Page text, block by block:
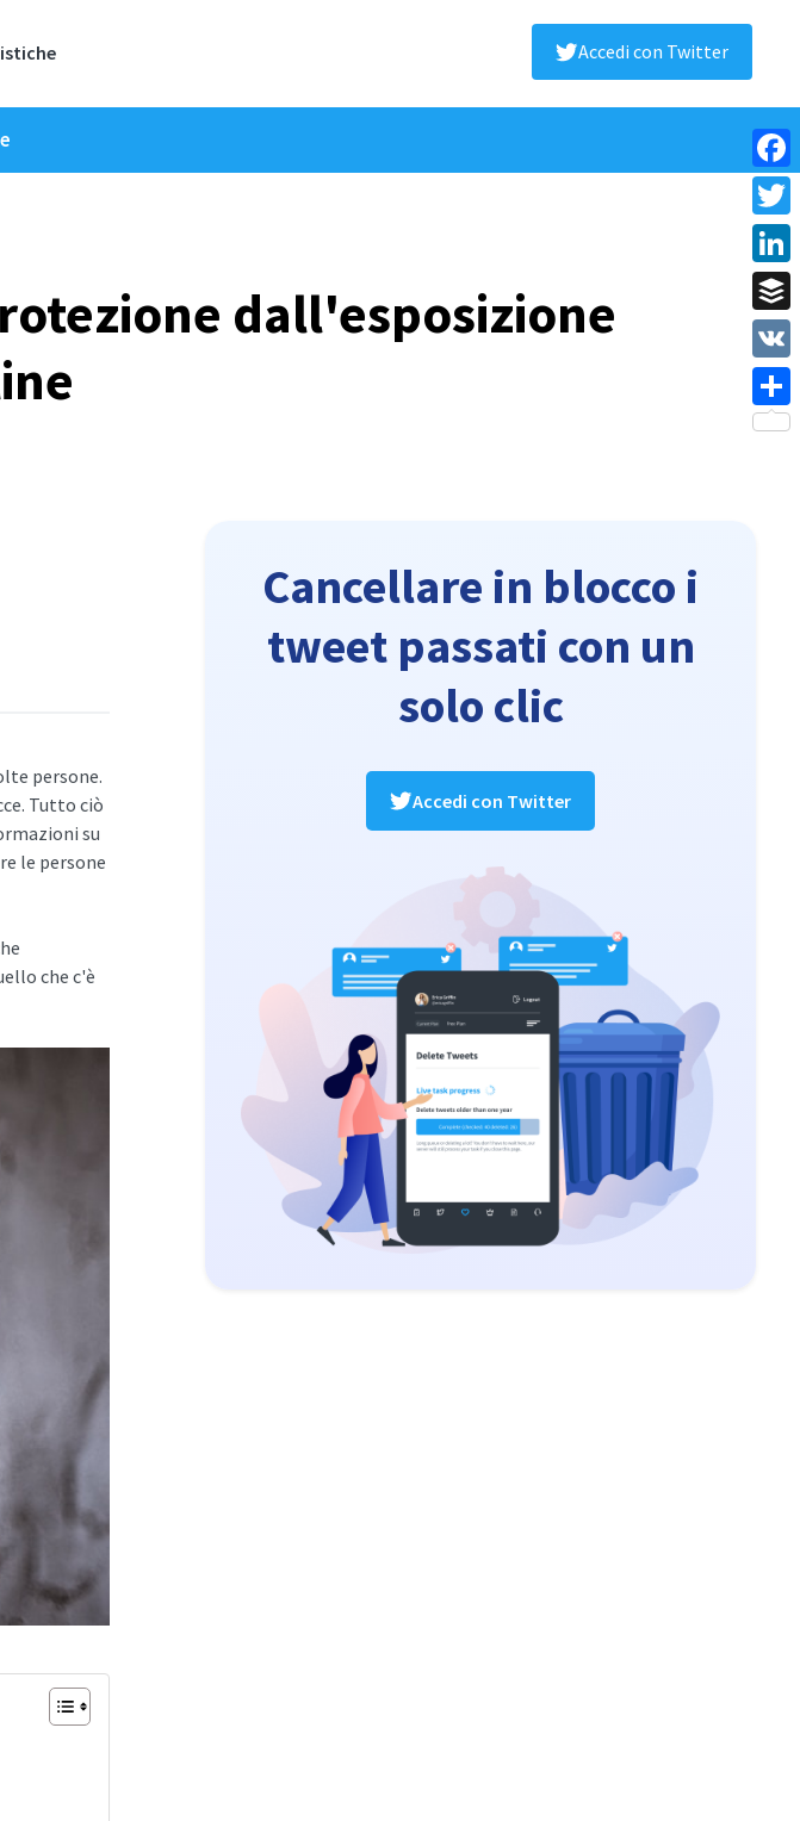
Accedi con Twitter
dall'esposizione
persone.
Tutto ciò
su
le persone
che c'è
Cancellare in blocco i
tweet passati con un
solo clic
Accedi con Twitter
VK